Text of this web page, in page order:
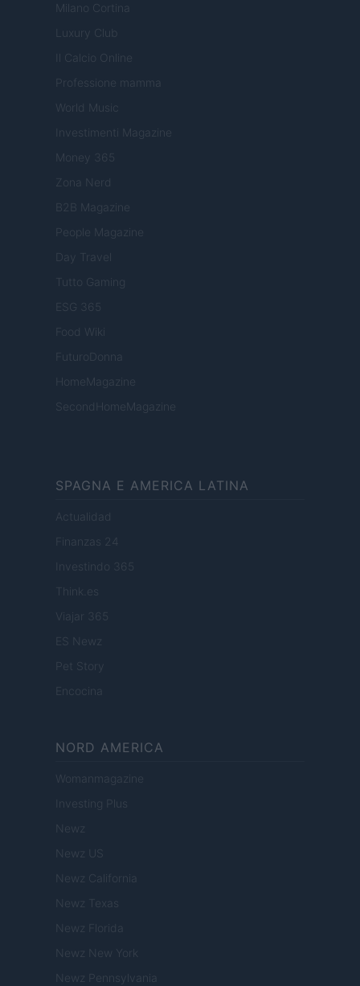
Milano Cortina
Luxury Club
Il Calcio Online
Professione mamma
World Music
Investimenti Magazine
Money 365
Zona Nerd
B2B Magazine
People Magazine
Day Travel
Tutto Gaming
ESG 365
Food Wiki
FuturoDonna
HomeMagazine
SecondHomeMagazine
SPAGNA E AMERICA LATINA
Actualidad
Finanzas 24
Investindo 365
Think.es
Viajar 365
ES Newz
Pet Story
Encocina
NORD AMERICA
Womanmagazine
Investing Plus
Newz
Newz US
Newz California
Newz Texas
Newz Florida
Newz New York
Newz Pennsylvania